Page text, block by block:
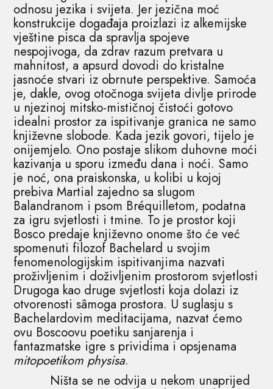
odnosu jezika i svijeta. Jer jezična moć
konstrukcije događaja proizlazi iz alkemijske
vještine pisca da spravlja spojeve
nespojivoga, da zdrav razum pretvara u
mahnitost, a apsurd dovodi do kristalne
jasnoće stvari iz obrnute perspektive. Samoća
je, dakle, ovog otočnoga svijeta divlje prirode
u njezinoj mitsko-mističnoj čistoći gotovo
idealni prostor za ispitivanje granica ne samo
književne slobode. Kada jezik govori, tijelo je
onijemjelo. Ono postaje slikom duhovne moći
kazivanja u sporu između dana i noći. Samo
je noć, ona praiskonska, u kolibi u kojoj
prebiva Martial zajedno sa slugom
Balandranom i psom Bréquilletom, podatna
za igru svjetlosti i tmine. To je prostor koji
Bosco predaje književno onome što će već
spomenuti filozof Bachelard u svojim
fenomenologijskim ispitivanjima nazvati
proživljenim i doživljenim prostorom svjetlosti
Drugoga kao druge svjetlosti koja dolazi iz
otvorenosti sâmoga prostora. U suglasju s
Bachelardovim meditacijama, nazvat ćemo
ovu Boscoovu poetiku sanjarenja i
fantazmatske igre s prividima i opsjenama
mitopoetikom physisa.
Ništa se ne odvija u nekom unaprijed